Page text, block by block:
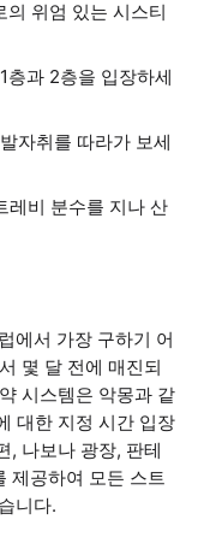
위엄 있는 시스티
층과 2층을 입장하세
자취를 따라가 보세
레비 분수를 지나 산
에서 가장 구하기 어
몇 달 전에 매진되
시스템은 악몽과 같
대한 지정 시간 입장
, 나보나 광장, 판테
제공하여 모든 스트
니다.